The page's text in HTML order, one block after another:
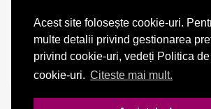
Acest site folosește cookie-uri.
multe detalii privind gestionarea
privind cookie-uri, vedeți Politica
cookie-uri. Citeste mai mult.